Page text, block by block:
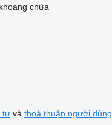
chứa
tưvà thoả thuận người dùng